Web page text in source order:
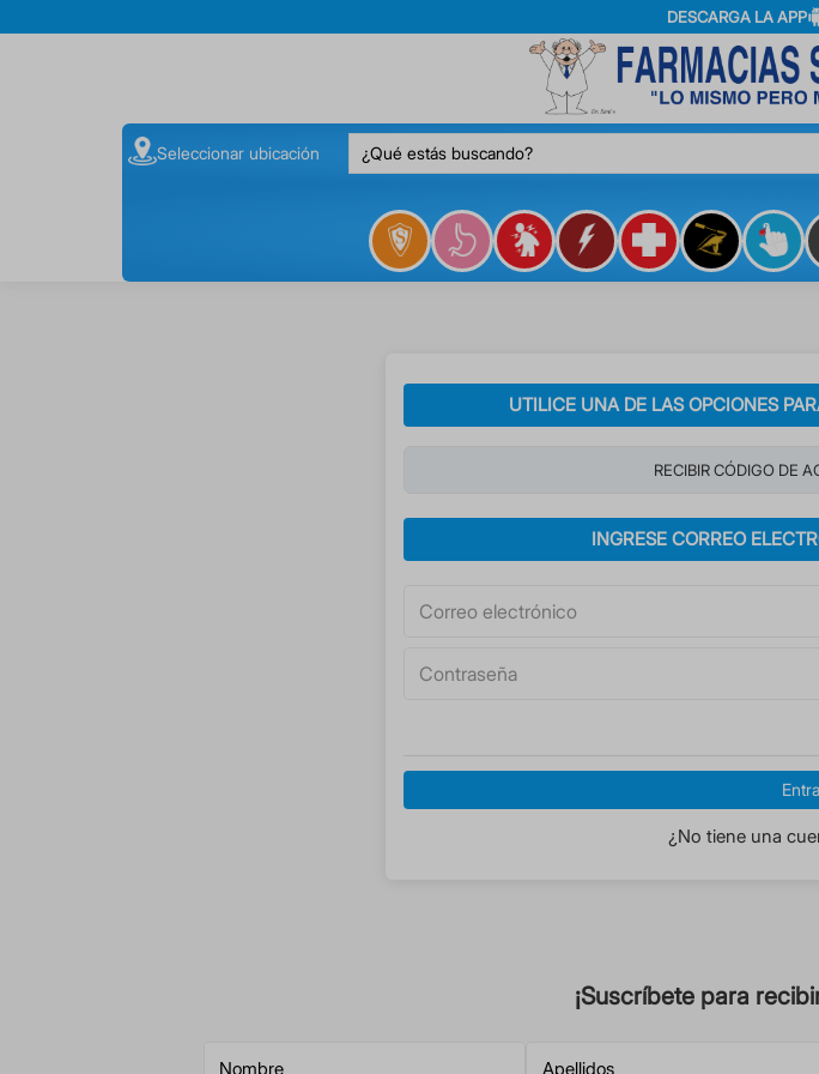
DESCARGA LA APP
Seleccionar ubicación ¿Qué estás buscando?
UTILICE UNA DE LAS OPCIONES
RECIBIR CÓDIGO DE
INGRESE CORREO
¿No tiene una
¡Suscríbete para